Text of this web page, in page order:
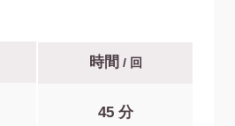
時間 / 回
45 分